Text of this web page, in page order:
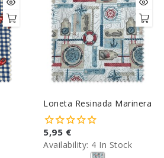
Loneta Resinada Marinera
5,95 €
Availability: 4 In Stock